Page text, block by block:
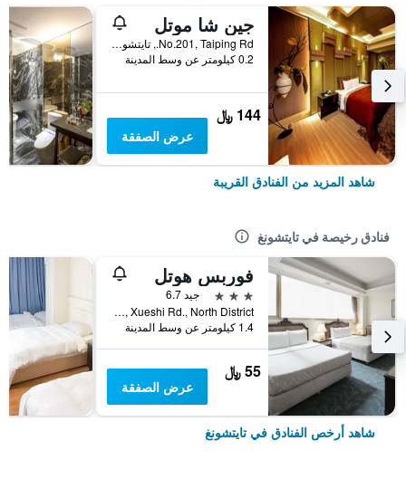
جين شا موتل
No.201, Taiping Rd., تايتشونغ, تايوان
0.2 كيلومتر عن وسط المدينة
144 ﷼
عرض الصفقة
شاهد المزيد من الفنادق القريبة
فنادق رخيصة في تايتشونغ
فوربس هوتل
3 نجوم
جيد 6.7
No.181, Xueshi Rd., North District, تايتشونغ, تايوان
1.4 كيلومتر عن وسط المدينة
55 ﷼
عرض الصفقة
شاهد أرخص الفنادق في تايتشونغ